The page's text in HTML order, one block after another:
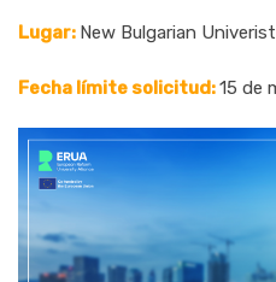
Lugar: New Bulgarian
Fecha límite solicitud:15 de